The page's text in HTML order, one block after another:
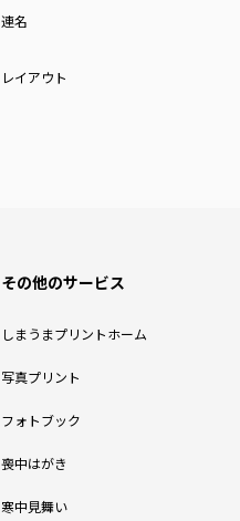
連名
レイアウト
その他のサービス
しまうまプリントホーム
写真プリント
フォトブック
喪中はがき
寒中見舞い